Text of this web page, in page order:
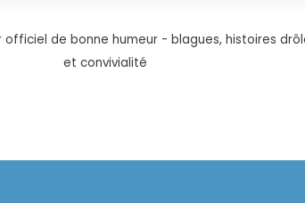
officiel de bonne humeur - blagues, histoires
et convivialité